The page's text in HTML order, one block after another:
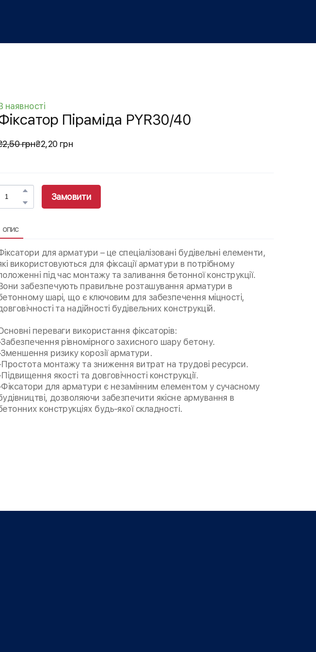
наявності
Піраміда PYR30/40
грн₴2,20 грн
Замовити
ОПИС
для арматури – це спеціалізовані будівельні елементи,
використовуються для фіксації арматури в потрібному
під час монтажу та заливання бетонної конструкції.
забезпечують правильне розташування арматури в
шарі, що є ключовим для забезпечення міцності,
та надійності будівельних конструкцій.
переваги використання фіксаторів:
рівномірного захисного шару бетону.
ризику корозії арматури.
монтажу та зниження витрат на трудові ресурси.
якості та довговічності конструкції.
для арматури є незамінним елементом у сучасному
дозволяючи забезпечити якісне армування в
конструкціях будь-якої складності.